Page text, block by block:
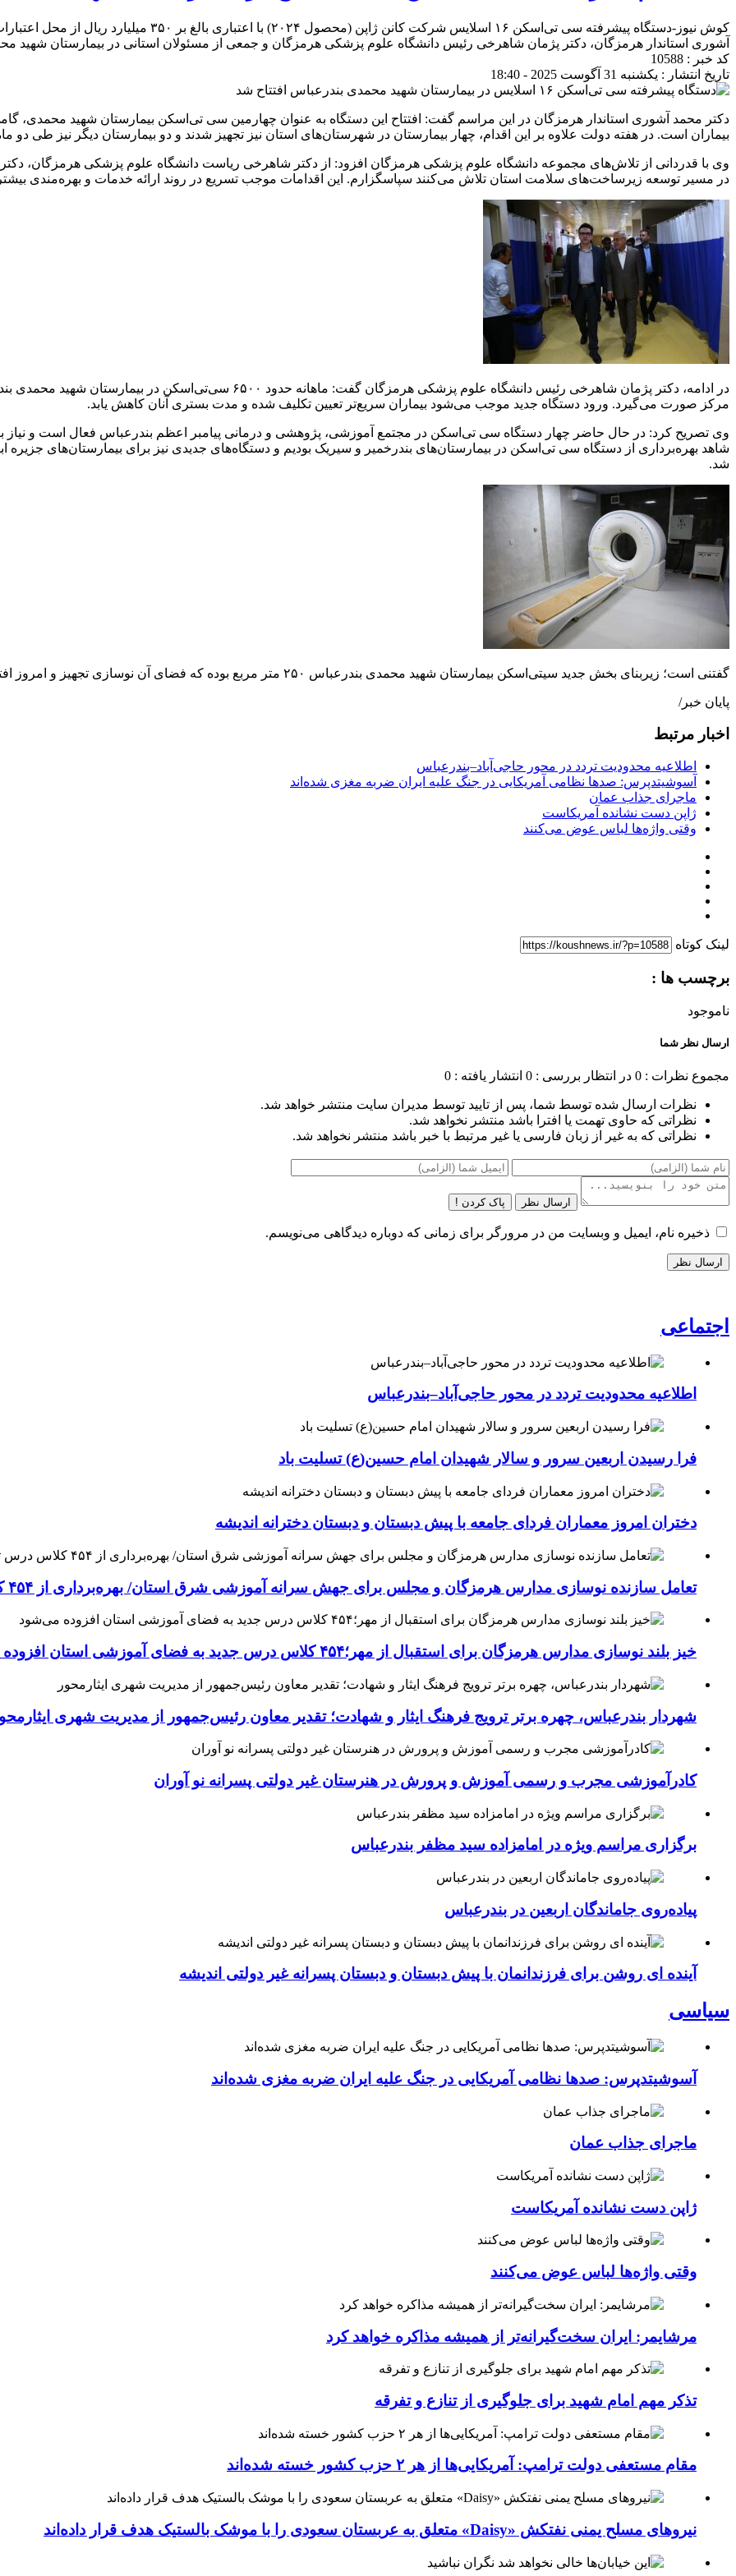
کوش نیوز-دستگاه پیشرفته سی تی‌اسکن ۱۶ اسلایس شرکت
آشوری استاندار هرمزگان، دکتر پژمان شاهرخی رئیس دانشگاه علوم پزشکی هرمزگان و جمعی از مسئولان استانی در بیمارستان شهید
کد خبر : 10588
تاریخ انتشار : یکشنبه 31 آگوست 2025 - 18:40
دکتر محمد آشوری استاندار هرمزگان در این مراسم گفت: افتتاح این دستگاه به عنوان چهارمین سی تی‌اسکن بیمارستان شهید محمدی،
بیماران است. در هفته دولت علاوه بر این اقدام، چهار بیمارستان در شهرستان‌های استان نیز تجهیز شدند و دو بیمارستان دیگر نیز طی دو
وی با قدردانی از تلاش‌های مجموعه دانشگاه علوم پزشکی هرمزگان افزود: از دکتر شاهرخی ریاست دانشگاه علوم پزشکی هرمزگان،
در مسیر توسعه زیرساخت‌های سلامت استان تلاش می‌کنند سپاسگزارم. این اقدامات موجب تسریع در روند ارائه خدمات و بهره‌مندی
مرکز صورت می‌گیرد. ورود دستگاه جدید موجب می‌شود بیماران سریع‌تر تعیین تکلیف شده و مدت بستری آنان کاهش یابد.
وی تصریح کرد: در حال حاضر چهار دستگاه سی تی‌اسکن در مجتمع آموزشی، پژوهشی و درمانی پیامبر اعظم بندرعباس فعال است و نیاز
شاهد بهره‌برداری از دستگاه سی تی‌اسکن در بیمارستان‌های بندرخمیر و سیریک بودیم و دستگاه‌های جدیدی نیز برای بیمارستان‌های
شد.
گفتنی است؛ زیربنای بخش جدید سیتی‌اسکن بیمارستان شهید محمدی بندرعباس ۲۵۰ متر مربع بوده که فضای آن نوسازی تجهیز و امروز افتتاح شد.
پایان خبر/
اخبار مرتبط
اطلاعیه محدودیت تردد در محور حاجی‌آباد–بندرعباس
آسوشیتدپرس: صدها نظامی آمریکایی در جنگ علیه ایران ضربه مغزی شده‌اند
ماجرای جذاب عمان
ژاپن دست نشانده آمریکاست
وقتی واژه‌ها لباس عوض می‌کنند
لینک کوتاه
برچسب ها :
ناموجود
ارسال نظر شما
مجموع نظرات : 0 در انتظار بررسی : 0 انتشار یافته : 0
نظرات ارسال شده توسط شما، پس از تایید توسط مدیران سایت منتشر خواهد شد.
نظراتی که حاوی تهمت یا افترا باشد منتشر نخواهد شد.
نظراتی که به غیر از زبان فارسی یا غیر مرتبط با خبر باشد منتشر نخواهد شد.
ارسال نظر پاک کردن !
ذخیره نام، ایمیل و وبسایت من در مرورگر برای زمانی که دوباره دیدگاهی می‌نویسم.
اجتماعی
اطلاعیه محدودیت تردد در محور حاجی‌آباد–بندرعباس
فرا رسیدن اربعین سرور و سالار شهیدان امام حسین(ع) تسلیت باد
دختران امروز معماران فردای جامعه با پیش دبستان و دبستان دخترانه اندیشه
تعامل سازنده نوسازی مدارس هرمزگان و مجلس برای جهش سرانه آموزشی شرق استان/ بهره‌برداری از ۴۵۴ کلاس درس تا مهرماه
خیز بلند نوسازی مدارس هرمزگان برای استقبال از مهر؛۴۵۴ کلاس درس جدید به فضای آموزشی استان افزوده می‌شود
شهردار بندرعباس، چهره برتر ترویج فرهنگ ایثار و شهادت؛ تقدیر معاون رئیس‌جمهور از مدیریت شهری
کادرآموزشی مجرب و رسمی آموزش و پرورش در هنرستان غیر دولتی پسرانه نو آوران
برگزاری مراسم ویژه در امامزاده سید مظفر بندرعباس
پیاده‌روی جاماندگان اربعین در بندرعباس
آینده ای روشن برای فرزندانمان با پیش دبستان و دبستان پسرانه غیر دولتی اندیشه
سیاسی
آسوشیتدپرس: صدها نظامی آمریکایی در جنگ علیه ایران ضربه مغزی شده‌اند
ماجرای جذاب عمان
ژاپن دست نشانده آمریکاست
وقتی واژه‌ها لباس عوض می‌کنند
مرشایمر: ایران سخت‌گیرانه‌تر از همیشه مذاکره خواهد کرد
تذکر مهم امام شهید برای جلوگیری از تنازع و تفرقه
مقام مستعفی دولت ترامپ: آمریکایی‌ها از هر ۲ حزب کشور خسته شده‌اند
نیروهای مسلح یمنی نفتکش «Daisy» متعلق به عربستان سعودی را با موشک بالستیک هدف قرار داده‌اند